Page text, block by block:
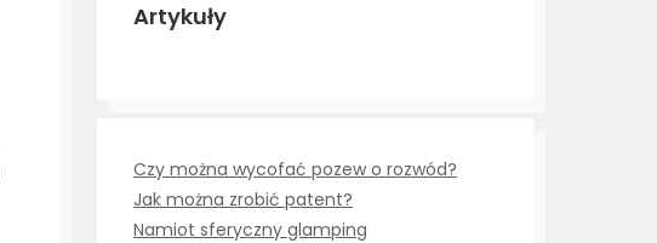
Artykuły
Czy można wycofać pozew o rozwód?
Jak można zrobić patent?
Namiot sferyczny glamping